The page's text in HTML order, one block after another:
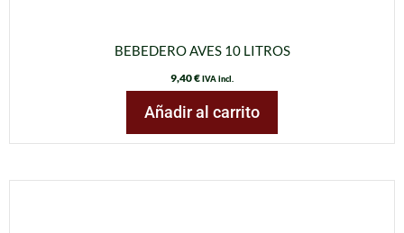
BEBEDERO AVES 10 LITROS
9,40€ IVA incl.
Añadir al carrito